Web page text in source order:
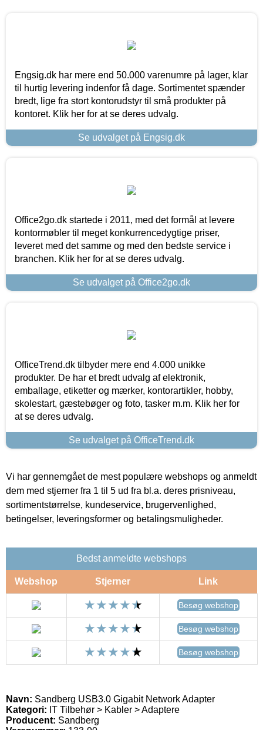
Engsig.dk har mere end 50.000 varenumre på lager, klar
til hurtig levering indenfor få dage. Sortimentet spænder
bredt, lige fra stort kontorudstyr til små produkter på
kontoret. Klik her for at se deres udvalg.
Se udvalget på Engsig.dk
Office2go.dk startede i 2011, med det formål at levere
kontormøbler til meget konkurrencedygtige priser,
leveret med det samme og med den bedste service i
branchen. Klik her for at se deres udvalg.
Se udvalget på Office2go.dk
OfficeTrend.dk tilbyder mere end 4.000 unikke
produkter. De har et bredt udvalg af elektronik,
emballage, etiketter og mærker, kontorartikler, hobby,
skolestart, gæstebøger og foto, tasker m.m. Klik her for
at se deres udvalg.
Se udvalget på OfficeTrend.dk
Vi har gennemgået de mest populære webshops og anmeldt
dem med stjerner fra 1 til 5 ud fra bl.a. deres prisniveau,
sortimentstørrelse, kundeservice, brugervenlighed,
betingelser, leveringsformer og betalingsmuligheder.
Bedst anmeldte webshops
Webshop Stjerner Link
Besøg webshop
Besøg webshop
Besøg webshop
Navn: Sandberg USB3.0 Gigabit Network Adapter
Kategori: IT Tilbehør > Kabler > Adaptere
Producent: Sandberg